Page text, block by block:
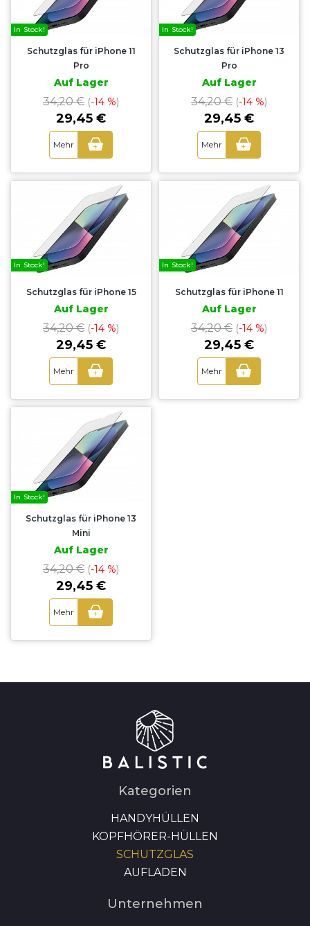
In Stock!
Schutzglas für iPhone 11
Pro
Auf Lager
34,20 € (-14 %)
29,45 €
Mehr +
In Stock!
Schutzglas für iPhone 13
Pro
Auf Lager
34,20 € (-14 %)
29,45 €
Mehr +
In Stock!
Schutzglas für iPhone 15
Auf Lager
34,20 € (-14 %)
29,45 €
Mehr +
In Stock!
Schutzglas für iPhone 11
Auf Lager
34,20 € (-14 %)
29,45 €
Mehr +
In Stock!
Schutzglas für iPhone 13
Mini
Auf Lager
34,20 € (-14 %)
29,45 €
Mehr +
Kategorien
HANDYHÜLLEN
KOPFHÖRER-HÜLLEN
SCHUTZGLAS
AUFLADEN
Unternehmen